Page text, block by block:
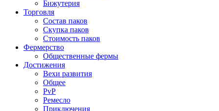
Бижутерия
Торговля
Состав паков
Скупка паков
Стоимость паков
Фермерство
Общественные фермы
Достижения
Вехи развития
Общее
PvP
Ремесло
Приключения